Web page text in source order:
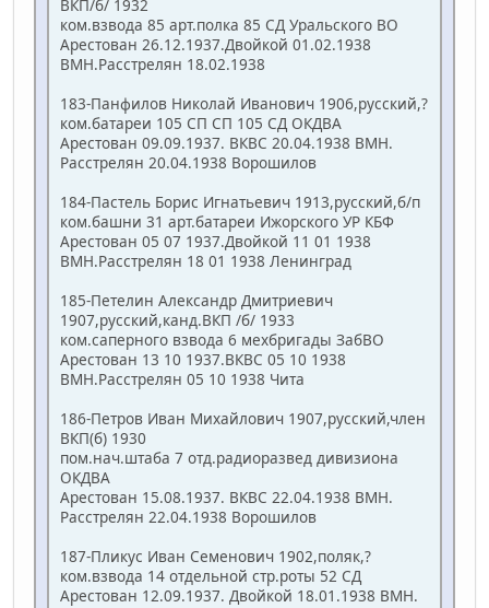
ВКП/б/ 1932
ком.взвода 85 арт.полка 85 СД Уральского ВО
Арестован 26.12.1937.Двойкой 01.02.1938
ВМН.Расстрелян 18.02.1938
183-Панфилов Николай Иванович 1906,русский,?
ком.батареи 105 СП СП 105 СД ОКДВА
Арестован 09.09.1937. ВКВС 20.04.1938 ВМН.
Расстрелян 20.04.1938 Ворошилов
184-Пастель Борис Игнатьевич 1913,русский,б/п
ком.башни 31 арт.батареи Ижорского УР КБФ
Арестован 05 07 1937.Двойкой 11 01 1938
ВМН.Расстрелян 18 01 1938 Ленинград
185-Петелин Александр Дмитриевич
1907,русский,канд.ВКП /б/ 1933
ком.саперного взвода 6 мехбригады ЗабВО
Арестован 13 10 1937.ВКВС 05 10 1938
ВМН.Расстрелян 05 10 1938 Чита
186-Петров Иван Михайлович 1907,русский,член
ВКП(б) 1930
пом.нач.штаба 7 отд.радиоразвед дивизиона
ОКДВА
Арестован 15.08.1937. ВКВС 22.04.1938 ВМН.
Расстрелян 22.04.1938 Ворошилов
187-Пликус Иван Семенович 1902,поляк,?
ком.взвода 14 отдельной стр.роты 52 СД
Арестован 12.09.1937. Двойкой 18.01.1938 ВМН.